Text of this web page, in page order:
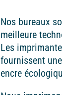
Nos bureaux
meilleure
Les
fournissent
encre